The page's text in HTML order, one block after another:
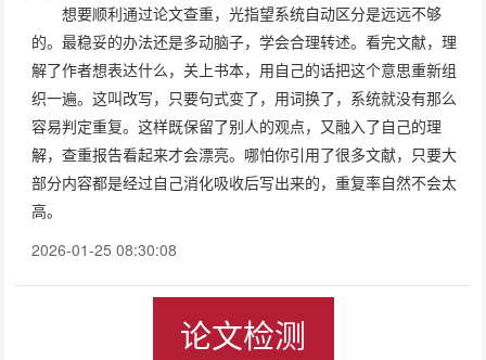
想要顺利通过论文查重，光指望系统自动区分是远远不够
的。最稳妥的办法还是多动脑子，学会合理转述。看完文献，理
解了作者想表达什么，关上书本，用自己的话把这个意思重新组
织一遍。这叫改写，只要句式变了，用词换了，系统就没有那么
容易判定重复。这样既保留了别人的观点，又融入了自己的理
解，查重报告看起来才会漂亮。哪怕你引用了很多文献，只要大
部分内容都是经过自己消化吸收后写出来的，重复率自然不会太
高。
2026-01-25 08:30:08
论文检测